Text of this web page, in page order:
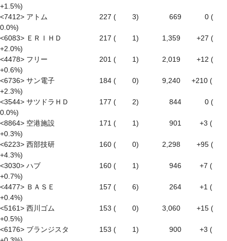
+1.5%)
<7412> アトム　　　　　　　 227 (　　 3)　　　　 669　　　 0 (
0.0%)
<6083> ＥＲＩＨＤ　　　　　 217 (　　 1)　　　 1,359　　 +27 (
+2.0%)
<4478> フリー　　　　　　　 201 (　　 1)　　　 2,019　　 +12 (
+0.6%)
<6736> サン電子　　　　　　 184 (　　 0)　　　 9,240 　 +210 (
+2.3%)
<3544> サツドラＨＤ　　　　 177 (　　 2)　　　　 844　　　 0 (
0.0%)
<8864> 空港施設　　　　　　 171 (　　 1)　　　　 901 　　 +3 (
+0.3%)
<6223> 西部技研　　　　　　 160 (　　 0)　　　 2,298　　 +95 (
+4.3%)
<3030> ハブ　　　　　　　　 160 (　　 1)　　　　 946 　　 +7 (
+0.7%)
<4477> ＢＡＳＥ　　　　　　 157 (　　 6)　　　　 264 　　 +1 (
+0.4%)
<5161> 西川ゴム　　　　　　 153 (　　 0)　　　 3,060　　 +15 (
+0.5%)
<6176> ブランジスタ　　　　 153 (　　 1)　　　　 900 　　 +3 (